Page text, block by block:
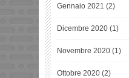
Gennaio 2021 (2)
Dicembre 2020 (1)
Novembre 2020 (1)
Ottobre 2020 (2)